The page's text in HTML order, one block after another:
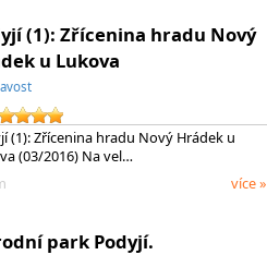
(1): Zřícenina hradu Nový
u Lukova
(1): Zřícenina hradu Nový Hrádek u
(03/2016) Na vel…
více »
park Podyjí.